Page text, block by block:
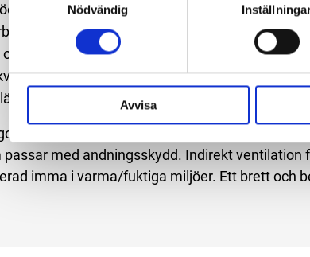
Nödvändig
Avvisa
ger ökad slagtålighet
imfri beläggning ökar tåligheten och ger
huvudband i nylon som är lätt att justera
minskar imma och säkerställer bättre sikt
2890, indirekt ventilation, reptålig/imfri, klar
passar med andningsskydd. Indirekt ventilation
imma i varma/fuktiga miljöer. Ett brett och